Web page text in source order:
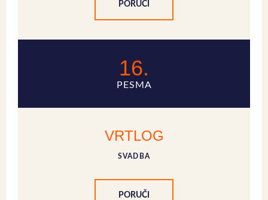
PORUČI
16.
PESMA
VRTLOG
SVADBA
PORUČI